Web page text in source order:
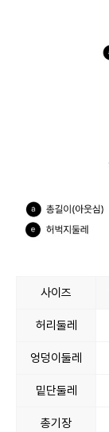
사이즈
허리둘레
엉덩이둘레
밑단둘레
총기장